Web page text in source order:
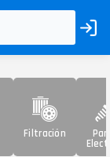
Filtración